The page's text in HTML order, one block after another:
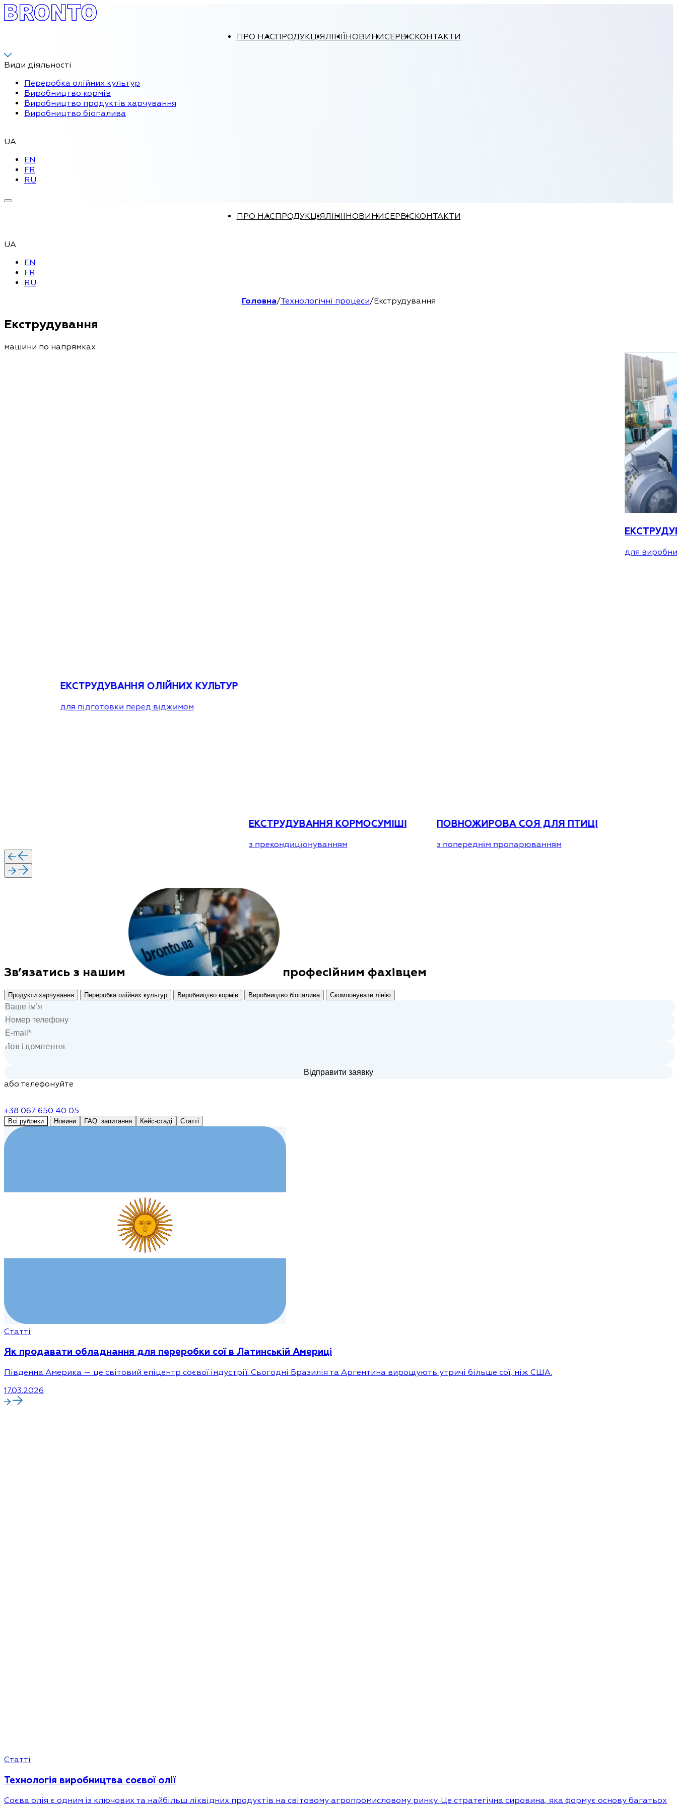
ПРО НАСПРОДУКЦІЯЛІНІЇНОВИНИСЕРВІСКОНТАКТИ
Види діяльності
Переробка олійних культур
Виробництво кормів
Виробництво продуктів харчування
Виробництво біопалива
UA
EN
FR
RU
ПРО НАСПРОДУКЦІЯЛІНІЇНОВИНИСЕРВІСКОНТАКТИ
UA
EN
FR
RU
Головна/Технологічні процеси/Екструдування
Екструдування
машини по напрямках
ЕКСТРУДУВАННЯ ОЛІЙНИХ КУЛЬТУР
для підготовки перед віджимом
ЕКСТРУДУВАННЯ КОРМОСУМІШІ
з прекондиціонуванням
ПОВНОЖИРОВА СОЯ ДЛЯ ПТИЦІ
з попереднім пропарюванням
для
Зв’язатись з нашим професійним фахівцем
Продукти харчування Переробка олійних культур Виробництво кормів Виробництво біопалива Скомпонувати лінію
або телефонуйте
+38 067 650 40 05
Всі рубрики Новини FAQ: запитання Кейс-стаді Статті
Статті
Як продавати обладнання для переробки сої в Латинській Америці
Південна Америка — це світовий епіцентр соєвої індустрії. Сьогодні Бразилія та Аргентина вирощують утричі більше сої, ніж США.
17.03.2026
Статті
Технологія виробництва соєвої олії
Соєва олія є одним із ключових та найбільш ліквідних продуктів на світовому агропромисловому ринку. Це стратегічна сировина, яка формує основу багатьох